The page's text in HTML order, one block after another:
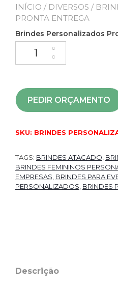
INÍCIO / DIVERSOS /
PRONTA ENTREGA
Brindes Personalizados
PEDIR ORÇAMENTO
SKU: BRINDES
TAGS: BRINDES ATACADO,
BRINDES FEMININOS
EMPRESAS, BRINDES PARA
PERSONALIZADOS, BRINDES
Descrição